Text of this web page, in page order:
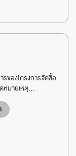
ของโครงการจัดซื้อ
หมายเหตุ...